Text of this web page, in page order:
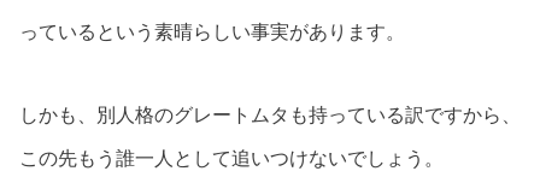
っているという素晴らしい事実があります。
しかも、別人格のグレートムタも持っている訳ですから、
この先もう誰一人として追いつけないでしょう。